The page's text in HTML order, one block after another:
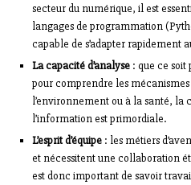
secteur du numérique, il est
langages de programmation
capable de s’adapter rapidement
La capacité d’analyse : que ce soit
pour comprendre les
l’environnement ou à la santé, la
l’information est primordiale.
L’esprit d’équipe : les métiers
et nécessitent une collaboration
est donc important de savoir